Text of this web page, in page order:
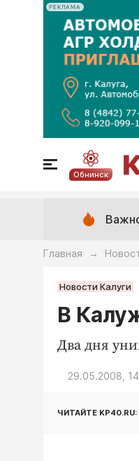
РЕКЛАМА
Обнинск
Главная →
Новости Калуги
В
Два дня
29.05.2008,
ЧИТАЙТЕ KP40.RU: